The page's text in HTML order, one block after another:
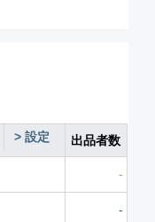
> 設定 出品者数
-
-